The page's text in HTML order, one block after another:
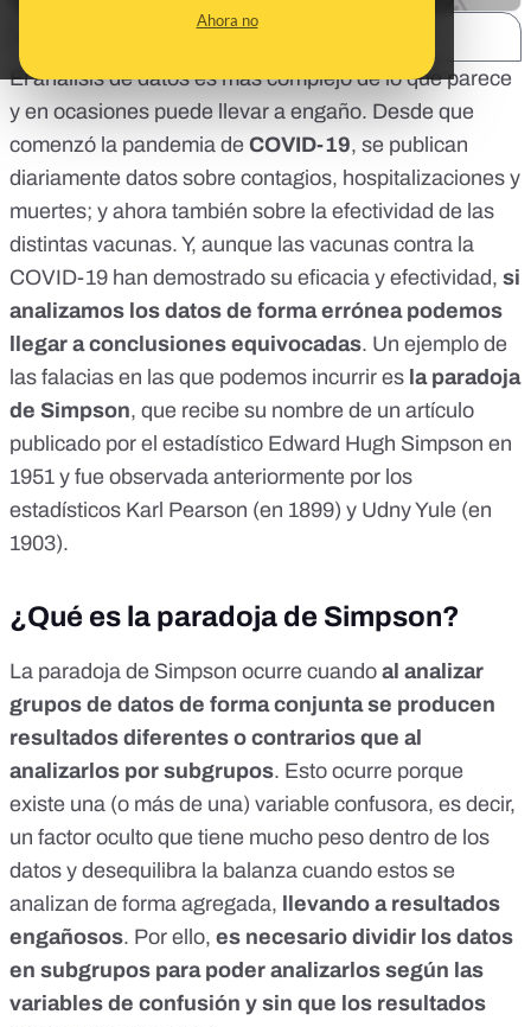
Ahora no
El análisis de datos es más complejo de lo que parece
y en ocasiones puede llevar a engaño. Desde que
comenzó la pandemia de COVID-19, se publican
diariamente datos sobre contagios, hospitalizaciones y
muertes; y ahora también sobre la efectividad de las
distintas vacunas. Y, aunque las vacunas contra la
COVID-19 han demostrado su eficacia y efectividad, si
analizamos los datos de forma errónea podemos
llegar a conclusiones equivocadas. Un ejemplo de
las falacias en las que podemos incurrir es la paradoja
de Simpson, que recibe su nombre de un artículo
publicado por el estadístico Edward Hugh Simpson en
1951 y fue observada anteriormente por los
estadísticos Karl Pearson (en 1899) y Udny Yule (en
1903).
¿Qué es la paradoja de Simpson?
La paradoja de Simpson ocurre cuando al analizar
grupos de datos de forma conjunta se producen
resultados diferentes o contrarios que al
analizarlos por subgrupos. Esto ocurre porque
existe una (o más de una) variable confusora, es decir,
un factor oculto que tiene mucho peso dentro de los
datos y desequilibra la balanza cuando estos se
analizan de forma agregada,
llevando a resultados
engañosos. Por ello, es necesario dividir los datos
en subgrupos para poder analizarlos según las
variables de confusión y sin que los resultados